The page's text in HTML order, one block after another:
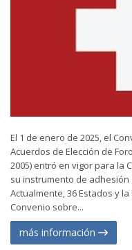
El 1 de enero de 2025, el
Acuerdos de Elección de
2005) entró en vigor para la
su instrumento de adhesión
Actualmente, 36 Estados y
Convenio sobre...
más información